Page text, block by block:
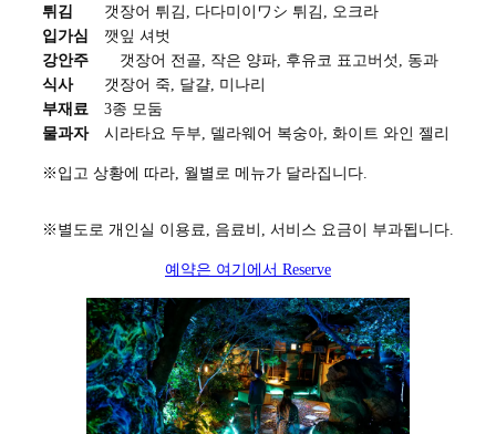
튀김
갯장어 튀김, 다다미이ワシ 튀김, 오크라
입가심
깻잎 셔벗
강안주 갯장어 전골, 작은 양파, 후유코 표고버섯, 동과
식사갯장어 죽, 달걀, 미나리
부재료 3종 모둠
물과자시라타요 두부, 델라웨어 복숭아, 화이트 와인 젤리
※입고 상황에 따라, 월별로 메뉴가 달라집니다.
※별도로 개인실 이용료, 음료비, 서비스 요금이 부과됩니다.
예약은 여기에서 Reserve